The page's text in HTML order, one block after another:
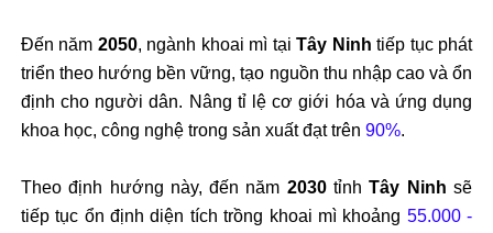
Đến năm 2050, ngành khoai mì tạiTây Ninh tiếp tục phát
triển theo hướng bền vững, tạo nguồn thu nhập cao và ổn
định cho người dân. Nâng tỉ lệ cơ giới hóa và ứng dụng
khoa học, công nghệ trong sản xuất đạt trên 90%.
Theo định hướng này, đến năm 2030tỉnhTây Ninhsẽ
tiếp tục ổn định diện tích trồng khoai mì khoảng 55.000 -